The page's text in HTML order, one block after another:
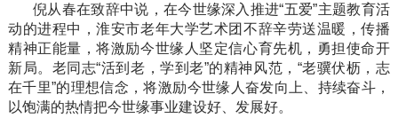
倪从春在致辞中说，在今世缘深入推进“五爱”主题教育活
动的进程中，淮安市老年大学艺术团不辞辛劳送温暖，传播
精神正能量，将激励今世缘人坚定信心育先机，勇担使命开
新局。老同志“活到老，学到老”的精神风范，“老骥伏枥，志
在千里”的理想信念，将激励今世缘人奋发向上、持续奋斗，
以饱满的热情把今世缘事业建设好、发展好。